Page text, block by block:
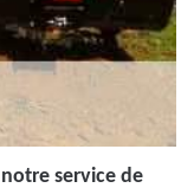
service de